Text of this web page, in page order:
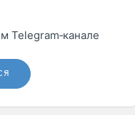
Telegram‑канале